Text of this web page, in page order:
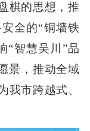
棋的思想，推
全的“铜墙铁
“智慧吴川”品
景，推动全域
我市跨越式、